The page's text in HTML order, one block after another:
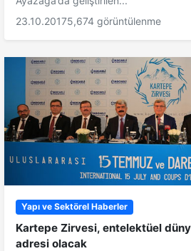
23.10.20175,674 görüntülenme
Yapı ve Sektörel Haberler
Kartepe Zirvesi, entelektüel
adresi olacak